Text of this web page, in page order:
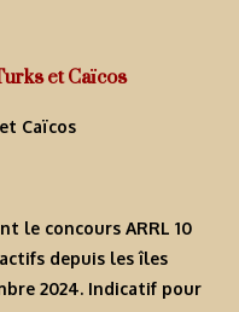
et Caïcos
le concours ARRL 10
actifs depuis les îles
2024. Indicatif pour